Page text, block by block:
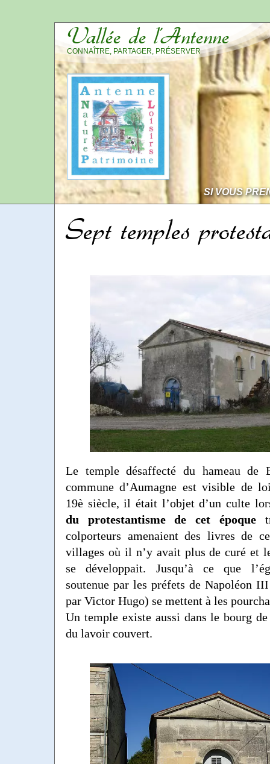
Vallée de l’Antenne
CONNAÎTRE, PARTAGER, PRÉSERVER
SI VOUS
Sept temples
Le temple désaffecté du hameau de
commune d’Aumagne est visible de
19è siècle, il était l’objet d’un culte
du protestantisme de cet époque
colporteurs amenaient des livres de
villages où il n’y avait plus de curé et
se développait. Jusqu’à ce que
soutenue par les préfets de Napoléon
par Victor Hugo) se mettent à les
Un temple existe aussi dans le bourg
du lavoir couvert.